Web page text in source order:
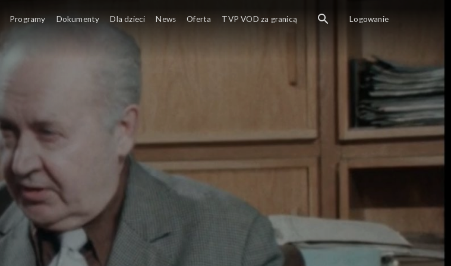
Programy Dokumenty Dla dzieci News Oferta TVP VOD za granicą Logowanie